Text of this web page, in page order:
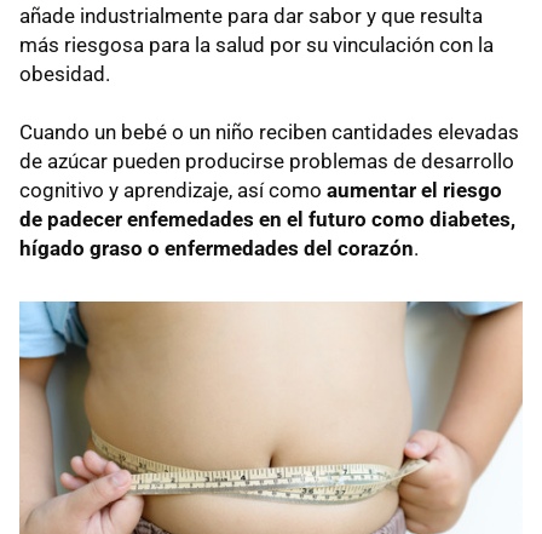
añade industrialmente para dar sabor y que resulta
más riesgosa para la salud por su vinculación con la
obesidad.
Cuando un bebé o un niño reciben cantidades elevadas
de azúcar pueden producirse problemas de desarrollo
cognitivo y aprendizaje, así como aumentar el riesgo
de padecer enfemedades en el futuro como diabetes,
hígado graso o enfermedades del corazón.